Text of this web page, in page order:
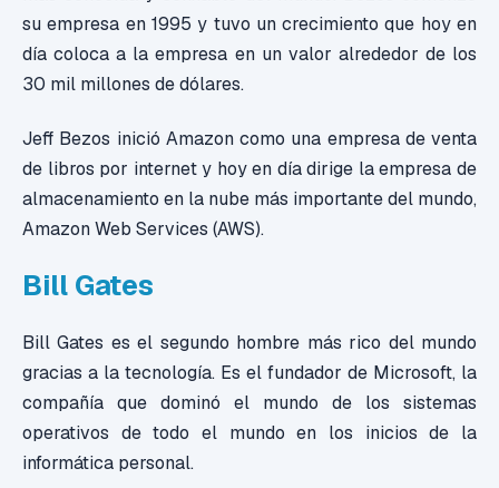
su empresa en 1995 y tuvo un crecimiento que hoy en
día coloca a la empresa en un valor alrededor de los
30 mil millones de dólares.
Jeff Bezos inició Amazon como una empresa de venta
de libros por internet y hoy en día dirige la empresa de
almacenamiento en la nube más importante del mundo,
Amazon Web Services (AWS).
Bill Gates
Bill Gates es el segundo hombre más rico del mundo
gracias a la tecnología. Es el fundador de Microsoft, la
compañía que dominó el mundo de los sistemas
operativos de todo el mundo en los inicios de la
informática personal.